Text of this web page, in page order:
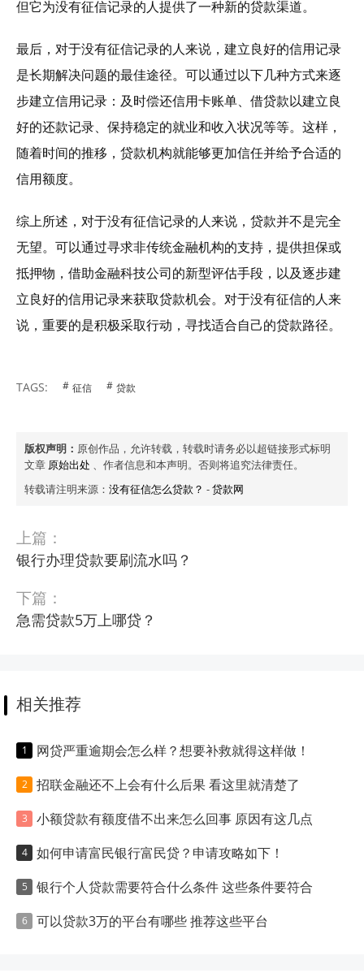
但它为没有征信记录的人提供了一种新的贷款渠道。
最后，对于没有征信记录的人来说，建立良好的信用记录
是长期解决问题的最佳途径。可以通过以下几种方式来逐
步建立信用记录：及时偿还信用卡账单、借贷款以建立良
好的还款记录、保持稳定的就业和收入状况等等。这样，
随着时间的推移，贷款机构就能够更加信任并给予合适的
信用额度。
综上所述，对于没有征信记录的人来说，贷款并不是完全
无望。可以通过寻求非传统金融机构的支持，提供担保或
抵押物，借助金融科技公司的新型评估手段，以及逐步建
立良好的信用记录来获取贷款机会。对于没有征信的人来
说，重要的是积极采取行动，寻找适合自己的贷款路径。
TAGS: 征信 贷款
版权声明： 原创作品，允许转载，转载时请务必以超链接形式标明
文章 原始出处 、作者信息和本声明。否则将追究法律责任。
转载请注明来源： 没有征信怎么贷款？ -贷款网
上篇：
银行办理贷款要刷流水吗？
下篇：
急需贷款5万上哪贷？
相关推荐
网贷严重逾期会怎么样？想要补救就得这样做！
招联金融还不上会有什么后果 看这里就清楚了
小额贷款有额度借不出来怎么回事 原因有这几点
如何申请富民银行富民贷？申请攻略如下！
银行个人贷款需要符合什么条件 这些条件要符合
可以贷款3万的平台有哪些 推荐这些平台